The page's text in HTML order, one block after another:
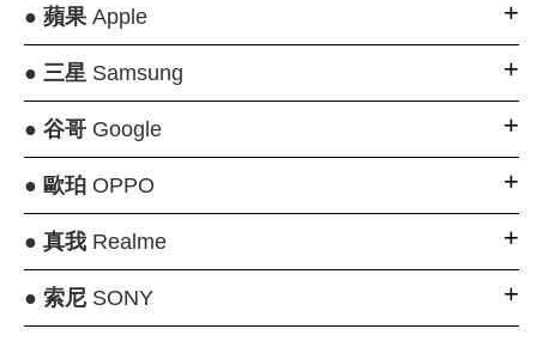
● 蘋果Apple
● 三星Samsung
● 谷哥Google
● 歐珀OPPO
● 真我Realme
● 索尼SONY